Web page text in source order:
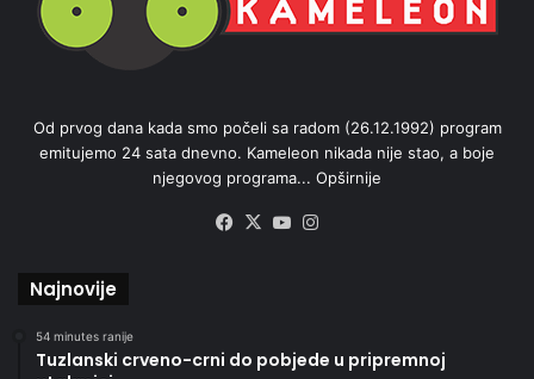
Od prvog dana kada smo počeli sa radom (26.12.1992) program
emitujemo 24 sata dnevno. Kameleon nikada nije stao, a boje
njegovog programa... Opširnije
Facebook
X YouTube
Najnovije
54 minutes ranije
Tuzlanski crveno-crni do pobjede u pripremnoj